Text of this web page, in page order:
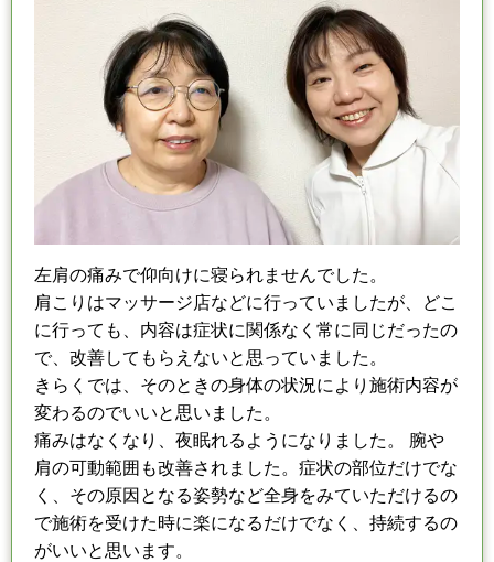
左肩の痛みで仰向けに寝られませんでした。
肩こりはマッサージ店などに行ってい ましたが、どこ
に行っても、内容は症状に関係なく 常に同じだったの
で、改善してもらえないと思っていました。
きらくでは、そのときの身体の状況により施術内容が
変わるのでいいと思いました。
痛みはなくなり、夜眠れるようになりました。 腕や
肩の可動範囲も改善されました。 症状の部位だけでな
く、その原因となる姿勢など全身をみていただけるの
で施術を受けた時に楽になるだけでなく、持続するの
がいいと思います。